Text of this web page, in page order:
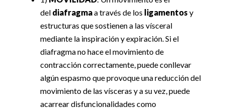
del diafragmaa través de los ligamentos y
estructuras que sostienen a las vísceral
mediante la inspiración y expiración. Si el
diafragma no hace el movimiento de
contracción correctamente, puede conllevar
algún espasmo que provoque una reducción del
movimiento de las vísceras y a su vez, puede
acarrear disfuncionalidades como